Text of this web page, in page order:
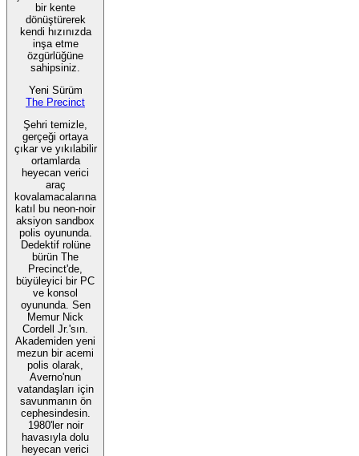
bir kente
dönüştürerek
kendi hızınızda
inşa etme
özgürlüğüne
sahipsiniz.
Yeni Sürüm
The Precinct
Şehri temizle,
gerçeği ortaya
çıkar ve yıkılabilir
ortamlarda
heyecan verici
araç
kovalamacalarına
katıl bu neon-noir
aksiyon sandbox
polis oyununda.
Dedektif rolüne
bürün The
Precinct'de,
büyüleyici bir PC
ve konsol
oyununda. Sen
Memur Nick
Cordell Jr.'sın.
Akademiden yeni
mezun bir acemi
polis olarak,
Averno'nun
vatandaşları için
savunmanın ön
cephesindesin.
1980'ler noir
havasıyla dolu
heyecan verici